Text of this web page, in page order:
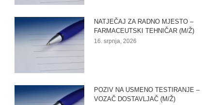
NATJEČAJ ZA RADNO MJESTO –
FARMACEUTSKI TEHNIČAR (M/Ž)
16. srpnja, 2026
POZIV NA USMENO TESTIRANJE –
VOZAČ DOSTAVLJAČ (M/Ž)